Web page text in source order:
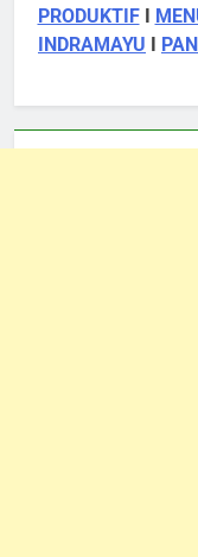
PRODUKTIFI
INDRAMAYU I